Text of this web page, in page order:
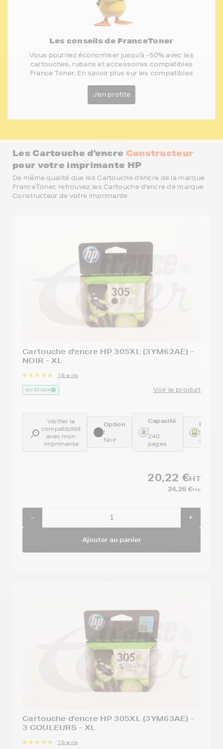
Les conseils de FranceToner
Vous pourriez économiser jusqu'à -50% avec les
cartouches, rubans et accessoires compatibles
France Toner. En savoir plus sur les compatibles
J'en profite
Les Cartouche d'encre Constructeur
pour votre imprimante HP
De même qualité que les Cartouche d'encre de la marque
FranceToner, retrouvez les Cartouche d'encre de marque
Constructeur de votre imprimante.
Cartouche d'encre HP 305XL (3YM62AE) -
NOIR - XL
18 avis
EN STOCK Voir le produit
Vérifier la
compatibilité
avec mon
imprimante
Option
:
Noir
Capacité
:
240
pages
:
20,22 €HT
24,26 €TTC
- +
Ajouter au panier
Cartouche d'encre HP 305XL (3YM63AE) -
3 COULEURS - XL
10 avis